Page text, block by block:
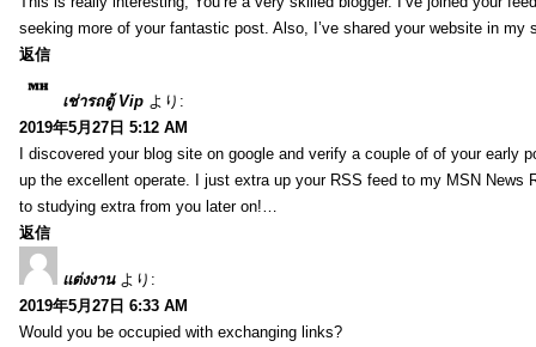
seeking more of your fantastic post. Also, I’ve shared your website in my
返信
เช่ารถตู้ Vip より:
2019年5月27日 5:12 AM
I discovered your blog site on google and verify a couple of of your early
up the excellent operate. I just extra up your RSS feed to my MSN News
to studying extra from you later on!…
返信
แต่งงาน より:
2019年5月27日 6:33 AM
Would you be occupied with exchanging links?